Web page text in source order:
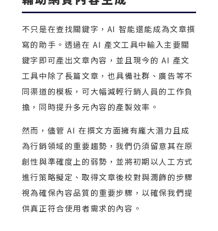
不只是在查找關鍵字，AI 智能還能成為文章撰
寫的助手。透過在 AI 產文工具中輸入主要關
鍵字即可產出文章內容，並且現今的 AI 產文
工具中除了長篇文章，也具備社群、廣告等不
同渠道的模板，可大幅減輕行銷人員的工作負
擔，同時提升多元內容的產製效率。
然而，儘管 AI 在撰文方面擁有龐大潛力且成
為行銷領域的重要趨勢，我們仍須留意其在原
創性與準確度上的弱勢，並將初期以人工方式
進行策略擬定、取得文章後校對與潤飾的步驟
視為確保內容品質的重要步驟，以確保我們提
供真正符合使用者需求的內容。